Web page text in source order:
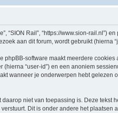
Rail”, “https://www.sion-rail.nl”) en
aan dit forum, wordt gebruikt (hierna
software maakt meerdere
“user-id”) en een anoniem
wanneer je onderwerpen hebt gelezen
niet van toepassing is. Deze tekst
Dit is onder andere het plaatsen